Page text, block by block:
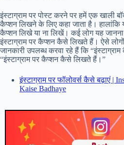
इंस्टाग्राम पर पोस्ट करने पर हमें एक खाली
कैप्शन लिखने के लिए कहा जाता है। हालांकि
कैप्शन लिखे या ना लिखें। कई लोग यह
इंस्टाग्राम पर कैप्शन कैसे लिखते हैं। ऐसे
जानकारी उपलब्ध करवा रहे हैं कि
“इंस्टाग्राम पर कैप्शन कैसे लिखते हैं।”
इंस्टाग्राम पर फॉलोवर्स कैसे बढ़ाएं |
Kaise Badhaye